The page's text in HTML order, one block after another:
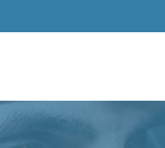
قبل و بعد تواصل معنا